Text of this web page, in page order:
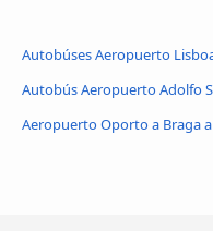
Autobúses Aeropuerto
Autobús Aeropuerto Adolfo
Aeropuerto Oporto a Braga